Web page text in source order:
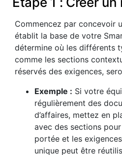
Commencez par concevoir
établit la base de votre
détermine où les différents
comme les sections
réservés des exigences,
Exemple : Si votre
régulièrement des
d’affaires, mettez en
avec des sections
portée et les
unique peut être